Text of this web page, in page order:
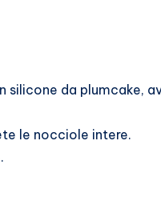
da plumcake,
le nocciole intere.